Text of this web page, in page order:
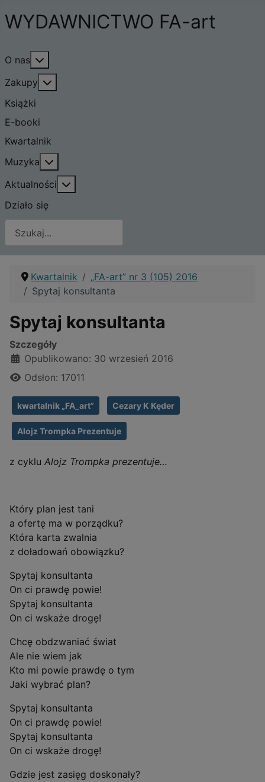
WYDAWNICTWO FA-art
O nas
Zakupy
Książki
E-booki
Kwartalnik
Muzyka
Aktualności
Działo się
Kwartalnik
„FA-art” nr 3 (105) 2016
Spytaj konsultanta
Spytaj konsultanta
Szczegóły
Opublikowano: 30 wrzesień 2016
Odsłon: 17011
kwartalnik „FA_art” Cezary K Kęder
Alojz Trompka Prezentuje
z cyklu Alojz Trompka prezentuje…
Który plan jest tani
a ofertę ma w porządku?
Która karta zwalnia
z doładowań obowiązku?
Spytaj konsultanta
On ci prawdę powie!
Spytaj konsultanta
On ci wskaże drogę!
Chcę obdzwaniać świat
Ale nie wiem jak
Kto mi powie prawdę o tym
Jaki wybrać plan?
Spytaj konsultanta
On ci prawdę powie!
Spytaj konsultanta
On ci wskaże drogę!
Gdzie jest zasięg doskonały?